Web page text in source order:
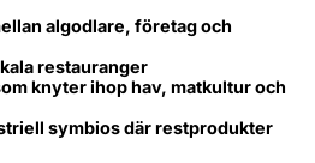
algodlare, företag och
restauranger
knyter ihop hav, matkultur och
symbios där restprodukter